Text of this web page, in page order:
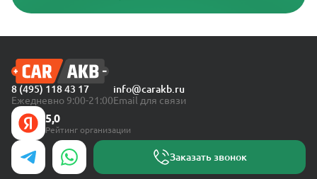
8 (495) 118 43 17
Ежедневно 9:00-21:00
info@carakb.ru
Email для связи
5,0
Рейтинг организации
Заказать звонок